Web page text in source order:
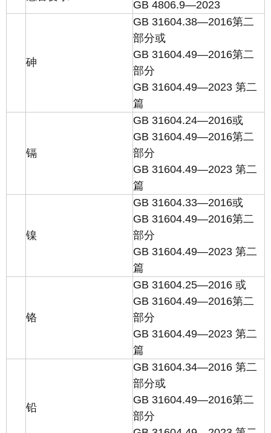
GB 4806.9—2023
砷
GB 31604.38—2016第二
部分或
GB 31604.49—2016第二
部分
GB 31604.49—2023 第二
篇
镉
GB 31604.24—2016或
GB 31604.49—2016第二
部分
GB 31604.49—2023 第二
篇
镍
GB 31604.33—2016或
GB 31604.49—2016第二
部分
GB 31604.49—2023 第二
篇
铬
GB 31604.25—2016 或
GB 31604.49—2016第二
部分
GB 31604.49—2023 第二
篇
铅
GB 31604.34—2016 第二
部分或
GB 31604.49—2016第二
部分